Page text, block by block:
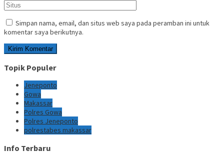
Simpan nama, email, dan situs web saya pada peramban ini untuk
komentar saya berikutnya.
Topik Populer
Jeneponto
Gowa
Makassar
Polres Gowa
Polres Jeneponto
polrestabes makassar
Info Terbaru